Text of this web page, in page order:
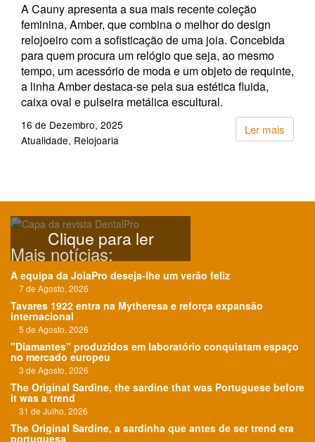
A Cauny apresenta a sua mais recente coleção
feminina, Amber, que combina o melhor do design
relojoeiro com a sofisticação de uma joia. Concebida
para quem procura um relógio que seja, ao mesmo
tempo, um acessório de moda e um objeto de requinte,
a linha Amber destaca-se pela sua estética fluida,
caixa oval e pulseira metálica escultural.
Ler mais
16 de Dezembro, 2025
Atualidade Relojoaria
Clique para ler
Mais notícias:
A equipa da JoiaPro deseja-lhe um verão feliz
7 de Agosto, 2026
Tavares 1922 entra na Mytheresa e reforça expansão
internacional
5 de Agosto, 2026
"Diamantes" produzidos em laboratório conquistam espaço
no mercado europeu
3 de Agosto, 2026
The Original Sardine, the sardine that was Portuguese before
it was a trend
31 de Julho, 2026
The Original Sardine, a sardinha que antes de ser trend era
portuguesa